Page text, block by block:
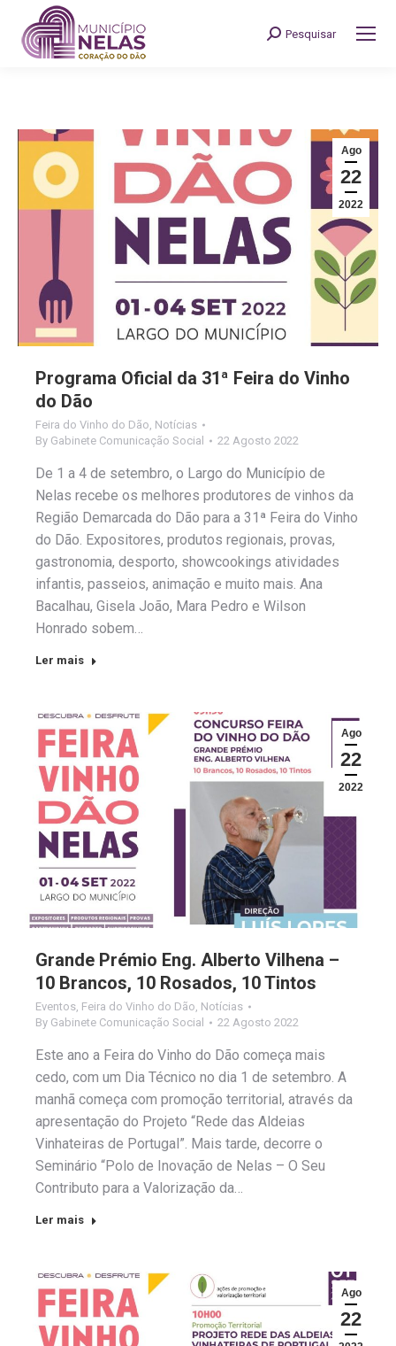
Search:
Pesquisar
Ago
22
2022
Programa Oficial da 31ª Feira do Vinho
do Dão
Feira do Vinho do Dão Notícias
By Gabinete Comunicação Social 22 Agosto 2022
De 1 a 4 de setembro, o Largo do Município de
Nelas recebe os melhores produtores de vinhos da
Região Demarcada do Dão para a 31ª Feira do Vinho
do Dão. Expositores, produtos regionais, provas,
gastronomia, desporto, showcookings atividades
infantis, passeios, animação e muito mais. Ana
Bacalhau, Gisela João, Mara Pedro e Wilson
Honrado sobem…
Ler mais
Ago
22
2022
Grande Prémio Eng. Alberto Vilhena –
10 Brancos, 10 Rosados, 10 Tintos
Eventos Feira do Vinho do Dão Notícias
By Gabinete Comunicação Social 22 Agosto 2022
Este ano a Feira do Vinho do Dão começa mais
cedo, com um Dia Técnico no dia 1 de setembro. A
manhã começa com promoção territorial, através da
apresentação do Projeto “Rede das Aldeias
Vinhateiras de Portugal”. Mais tarde, decorre o
Seminário “Polo de Inovação de Nelas – O Seu
Contributo para a Valorização da…
Ler mais
Ago
22